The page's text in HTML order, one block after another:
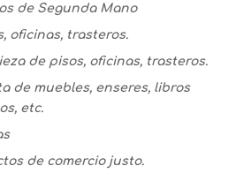
de Segunda Mano
oficinas, trasteros.
de pisos, oficinas, trasteros.
de muebles, enseres, libros
etc.
de comercio justo.